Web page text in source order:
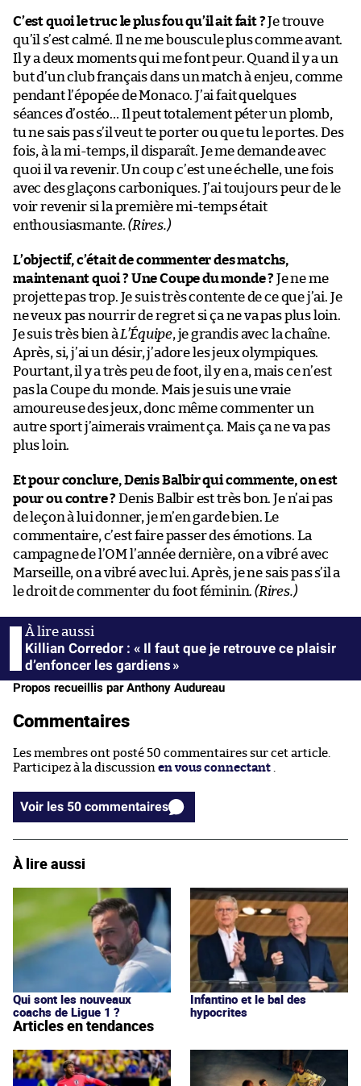
C’est quoi le truc le plus fou qu’il ait fait ?Je trouve
qu’il s’est calmé. Il ne me bouscule plus comme avant.
Il y a deux moments qui me font peur. Quand il y a un
but d’un club français dans un match à enjeu, comme
pendant l’épopée de Monaco. J’ai fait quelques
séances d’ostéo… Il peut totalement péter un plomb,
tu ne sais pas s’il veut te porter ou que tu le portes. Des
fois, à la mi-temps, il disparaît. Je me demande avec
quoi il va revenir. Un coup c’est une échelle, une fois
avec des glaçons carboniques. J’ai toujours peur de le
voir revenir si la première mi-temps était
enthousiasmante. (Rires.)
L’objectif, c’était de commenter des matchs,
maintenant quoi ? Une Coupe du monde ? Je ne me
projette pas trop. Je suis très contente de ce que j’ai. Je
ne veux pas nourrir de regret si ça ne va pas plus loin.
Je suis très bien à L’Équipe, je grandis avec la chaîne.
Après, si, j’ai un désir, j’adore les jeux olympiques.
Pourtant, il y a très peu de foot, il y en a, mais ce n’est
pas la Coupe du monde. Mais je suis une vraie
amoureuse des jeux, donc même commenter un
autre sport j’aimerais vraiment ça. Mais ça ne va pas
plus loin.
Et pour conclure, Denis Balbir qui commente, on est
pour ou contre ? Denis Balbir est très bon. Je n’ai pas
de leçon à lui donner, je m’en garde bien. Le
commentaire, c’est faire passer des émotions. La
campagne de l’OM l’année dernière, on a vibré avec
Marseille, on a vibré avec lui. Après, je ne sais pas s’il a
le droit de commenter du foot féminin. (Rires.)
Killian Corredor : « Il faut que je retrouve ce plaisir
d’enfoncer les gardiens »
Propos recueillis par Anthony Audureau
Commentaires
Les membres ont posté 50 commentaires sur cet article.
Participez à la discussion en vous connectant .
Voir les 50 commentaires
À lire aussi
Qui sont les nouveaux
coachs de Ligue 1 ?
Infantino et le bal des
hypocrites
Articles en tendances